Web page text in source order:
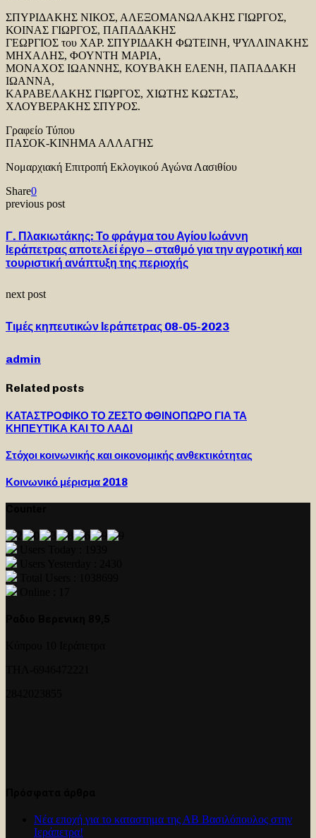
ΣΠΥΡΙΔΑΚΗΣ ΝΙΚΟΣ, ΑΛΕΞΟΜΑΝΩΛΑΚΗΣ ΓΙΩΡΓΟΣ,
ΚΟΙΝΑΣ ΓΙΩΡΓΟΣ, ΠΑΠΑΔΑΚΗΣ
ΓΕΩΡΓΙΟΣ του ΧΑΡ. ΣΠΥΡΙΔΑΚΗ ΦΩΤΕΙΝΗ, ΨΥΛΛΙΝΑΚΗΣ
ΜΗΧΑΛΗΣ, ΦΟΥΝΤΗ ΜΑΡΙΑ,
ΜΟΝΑΧΟΣ ΙΩΑΝΝΗΣ, ΚΟΥΒΑΚΗ ΕΛΕΝΗ, ΠΑΠΑΔΑΚΗ
ΙΩΑΝΝΑ,
ΚΑΡΑΒΕΛΑΚΗΣ ΓΙΩΡΓΟΣ, ΧΙΩΤΗΣ ΚΩΣΤΑΣ,
ΧΛΟΥΒΕΡΑΚΗΣ ΣΠΥΡΟΣ.
Γραφείο Τύπου
ΠΑΣΟΚ-ΚΙΝΗΜΑ ΑΛΛΑΓΗΣ
Νομαρχιακή Επιτροπή Εκλογικού Αγώνα Λασιθίου
Share0
previous post
Γ. Πλακιωτάκης: Το φράγμα του Αγίου Ιωάννη
Ιεράπετρας αποτελεί έργο – σταθμό για την αγροτική και
τουριστική ανάπτυξη της περιοχής
next post
Τιμές κηπευτικών Ιεράπετρας 08-05-2023
admin
Related posts
ΚΑΤΑΣΤΡΟΦΙΚΟ ΤΟ ΖΕΣΤΟ ΦΘΙΝΟΠΩΡΟ ΓΙΑ ΤΑ
ΚΗΠΕΥΤΙΚΑ ΚΑΙ ΤΟ ΛΑΔΙ
Στόχοι κοινωνικής και οικονομικής ανθεκτικότητας
Κοινωνικό μέρισμα 2018
Νέα εποχή για το καταστημα της ΑΒ Βασιλόπουλος στην
Ιεράπετρα!